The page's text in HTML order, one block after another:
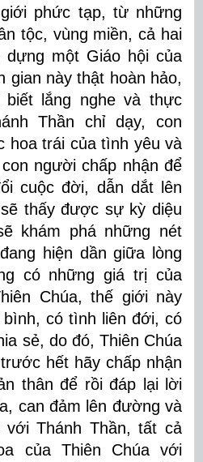
phức tạp, từ những
tộc, vùng miền, cả hai
một Giáo hội của
gian này thật hoàn hảo,
lắng nghe và thực
Thần chỉ dạy, con
hoa trái của tình yêu và
người chấp nhận để
cuộc đời, dẫn dắt lên
thấy được sự kỳ diệu
khám phá những nét
hiện dần giữa lòng
có những giá trị của
Chúa, thế giới này
có tình liên đới, có
sẻ, do đó, Thiên Chúa
hết hãy chấp nhận
thân để rồi đáp lại lời
can đảm lên đường và
với Thánh Thần, tất cả
của Thiên Chúa với